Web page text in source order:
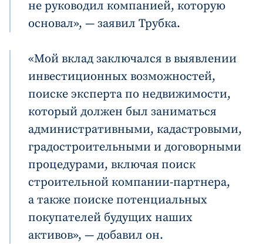
не руководил компанией, которую
основал», — заявил Трубка.
«Мой вклад заключался в выявлении
инвестиционных возможностей,
поиске эксперта по недвижимости,
который должен был заниматься
административными, кадастровыми,
градостроительными и договорными
процедурами, включая поиск
строительной компании-партнера,
а также поиске потенциальных
покупателей будущих наших
активов», — добавил он.